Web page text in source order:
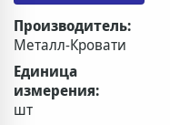
Производитель:
Металл-Кровати
Единица
измерения:
шт